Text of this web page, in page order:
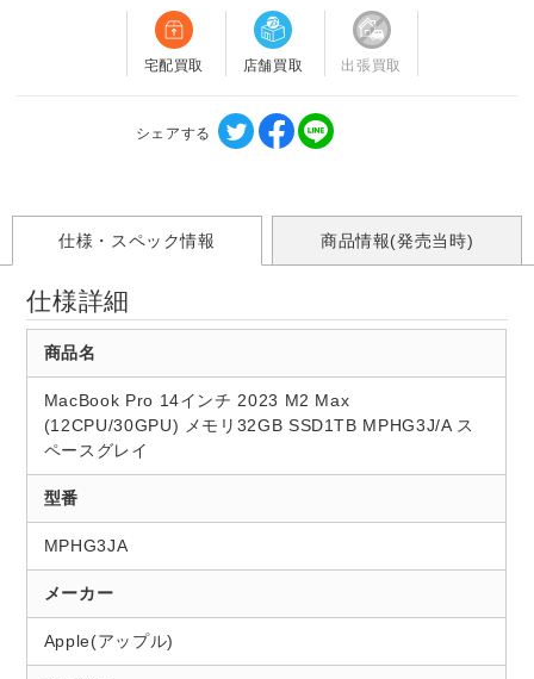
宅配買取 店舗買取 出張買取
シェアする
仕様・スペック情報 商品情報(発売当時)
仕様詳細
商品名
MacBook Pro 14インチ 2023 M2 Max
(12CPU/30GPU) メモリ32GB SSD1TB MPHG3J/A ス
ペースグレイ
型番
MPHG3JA
メーカー
Apple(アップル)